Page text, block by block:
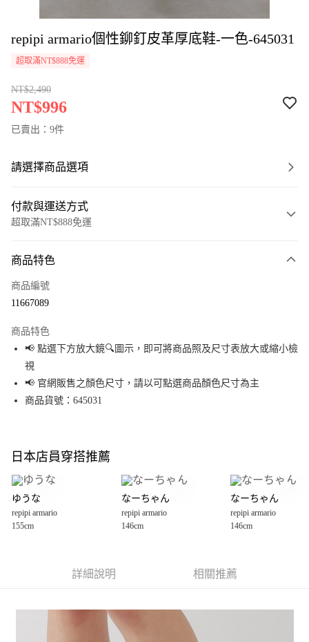
repipi armario個性鉚釘皮革厚底鞋-一色-645031
超取滿NT$888免運
NT$2,490
NT$996
已賣出：9件
請選擇商品選項
付款與運送方式
超取滿NT$888免運
信用卡一次付款
Apple Pay
街口支付
悠遊付
全盈+PAY
大哥付你分期
【大哥付你分期使用說明】
1.本服務由台灣大哥大提供，台灣大哥大用戶可立即使用無須另外申請。
2.付款方式選擇「大哥付你分期」，訂單成立後會自動跳轉到大哥付的交易
3.實際核准額度、可分期數及費用金額請依後續交易確認頁面所載為準。
4.訂單成立30分鐘內，如未前往確認交易或遇審核未通過，訂單將自動取
1.分期款項不併入電信帳單，「大哥付你分期」於每月結算日後寄送繳費提
AFTEE先享後付
３．安心：先確認商品／服務後，再付款。
【「AFTEE先享後付」結帳流程】
每筆NT$80，滿NT$888(含以上)免運費
商品特色
商品編號
11667089
商品特色
📢 點選下方放大鏡🔍圖示，即可將商品照及尺寸表放大或縮小檢
視
📢 官網販售之顏色尺寸，請以可點選商品顏色尺寸為主
商品貨號：645031
日本店員穿搭推薦
ゆうな
repipi armario
155cm
なーちゃん
repipi armario
146cm
なーちゃん
repipi armario
146cm
詳細說明 相關推薦